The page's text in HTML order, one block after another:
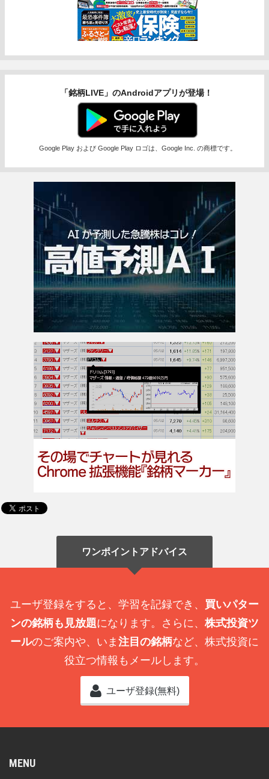
「銘柄LIVE」のAndroidアプリが登場！
Google Play および Google Play ロゴは、Google Inc. の商標です。
ワンポイントアドバイス
ユーザ登録をすると、学習を記録でき、 買いパター
ンの銘柄も見放題になります。さらに、 株式投資ツ
ールのご案内や、いま 注目の銘柄など、株式投資に
役立つ情報もメールします。
ユーザ登録(無料)
MENU